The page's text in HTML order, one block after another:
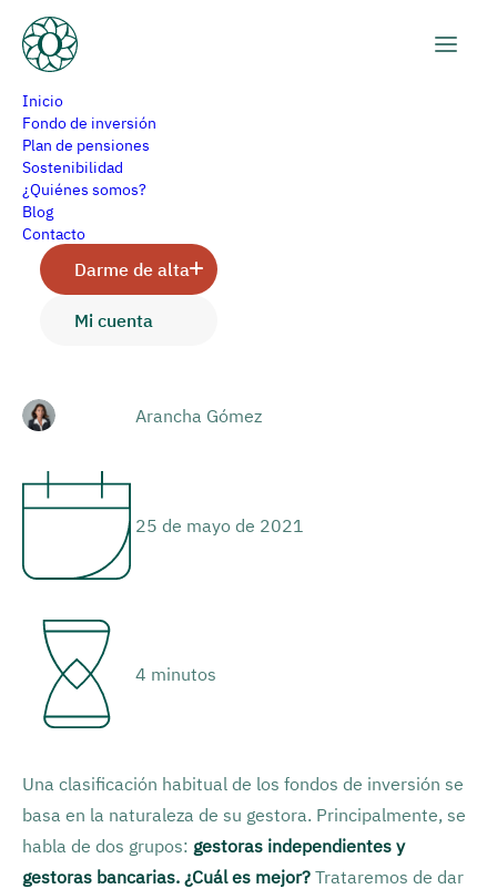
Inicio
Fondo de inversión
Plan de pensiones
Sostenibilidad
¿Quiénes somos?
Blog
Contacto
Darme de alta
Mi cuenta
Gestoras independientes
y gestoras bancarias
Ideas de inversión
Arancha Gómez
25 de mayo de 2021
4 minutos
Una clasificación habitual de los fondos de inversión se
basa en la naturaleza de su gestora. Principalmente, se
habla de dos grupos: gestoras independientes y
gestoras bancarias. ¿Cuál es mejor? Trataremos de dar